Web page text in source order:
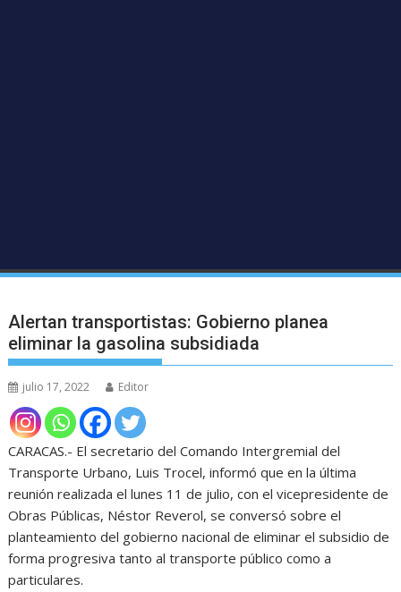
Alertan transportistas: Gobierno planea
eliminar la gasolina subsidiada
julio 17, 2022 Editor
CARACAS.- El secretario del Comando Intergremial del
Transporte Urbano, Luis Trocel, informó que en la última
reunión realizada el lunes 11 de julio, con el vicepresidente de
Obras Públicas, Néstor Reverol, se conversó sobre el
planteamiento del gobierno nacional de eliminar el subsidio de
forma progresiva tanto al transporte público como a
particulares.